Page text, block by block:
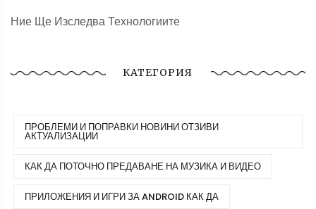
Ние Ще Изследва Технологиите
КАТЕГОРИЯ
ПРОБЛЕМИ И ПОПРАВКИ НОВИНИ ОТЗИВИ
АКТУАЛИЗАЦИИ
КАК ДА ПОТОЧНО ПРЕДАВАНЕ НА МУЗИКА И ВИДЕО
ПРИЛОЖЕНИЯ И ИГРИ ЗА ANDROID КАК ДА